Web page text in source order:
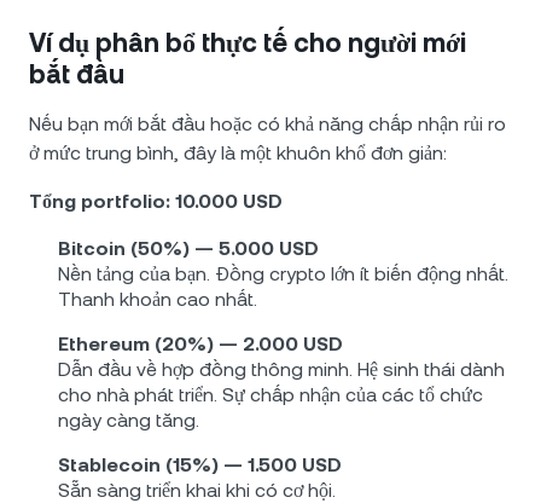
Ví dụ phân bổ thực tế cho người mới
bắt đầu
Nếu bạn mới bắt đầu hoặc có khả năng chấp nhận rủi ro
ở mức trung bình, đây là một khuôn khổ đơn giản:
Tổng portfolio: 10.000 USD
Bitcoin (50%) — 5.000 USD
Nền tảng của bạn. Đồng crypto lớn ít biến động nhất.
Thanh khoản cao nhất.
Ethereum (20%) — 2.000 USD
Dẫn đầu về hợp đồng thông minh. Hệ sinh thái dành
cho nhà phát triển. Sự chấp nhận của các tổ chức
ngày càng tăng.
Stablecoin (15%) — 1.500 USD
Sẵn sàng triển khai khi có cơ hội.